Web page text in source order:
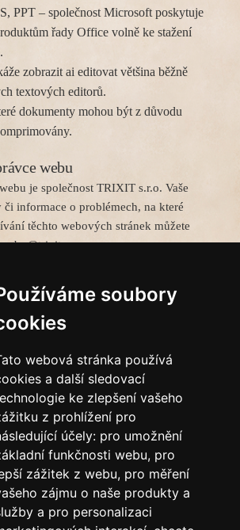
soubory
webová stránka používá
a další sledovací
ke zlepšení vašeho
z prohlížení pro
účely: pro umožnění
funkčnosti webu, pro
zážitek z webu, pro měření
zájmu o naše produkty a
a pro personalizaci
PPT – společnost Microsoft poskytuje
řady Office volně ke stažení
zobrazit ai editovat většina běžně
textových editorů.
dokumenty mohou být z důvodu
webu
je společnost TRIXIT s.r.o. Vaše
či informace o problémech, na které
těchto webových stránek můžete
Cimrmanova Zpravodaje je
společnost